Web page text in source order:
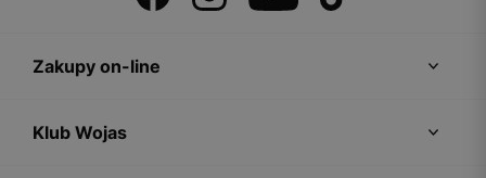
Zakupy on-line
Klub Wojas